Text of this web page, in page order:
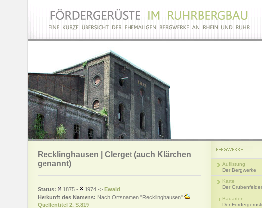
Recklinghausen | Clerget (auch Klärchen
genannt)
Status: 1875 - 1974 -> Ewald
Herkunft des Namens: Nach Ortsnamen "Recklinghausen"
Quellentitel 2. S.819
Auflistung
Der Bergwerke
Karte
Der Grubenfelder
Bauarten
Der